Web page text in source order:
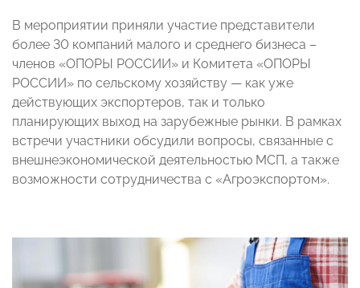
В мероприятии приняли участие представители
более 30 компаний малого и среднего бизнеса –
членов «ОПОРЫ РОССИИ» и Комитета «ОПОРЫ
РОССИИ» по сельскому хозяйству — как уже
действующих экспортеров, так и только
планирующих выход на зарубежные рынки. В рамках
встречи участники обсудили вопросы, связанные с
внешнеэкономической деятельностью МСП, а также
возможности сотрудничества с «Агроэкспортом».